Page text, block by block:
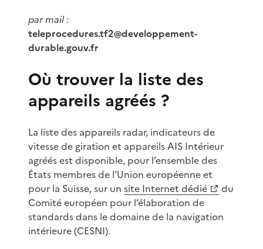
par mail :
teleprocedures.tf2@developpement-
durable.gouv.fr
Où trouver la liste des
appareils agréés ?
La liste des appareils radar, indicateurs de
vitesse de giration et appareils AIS Intérieur
agréés est disponible, pour l’ensemble des
États membres de l’Union européenne et
pour la Suisse, sur un site Internet dédié
du
Comité européen pour l’élaboration de
standards dans le domaine de la navigation
intérieure (CESNI).